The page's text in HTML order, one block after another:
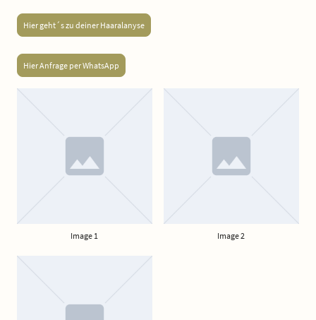
Hier geht´s zu deiner Haaralanyse
Hier Anfrage per WhatsApp
Image 1 Image 2